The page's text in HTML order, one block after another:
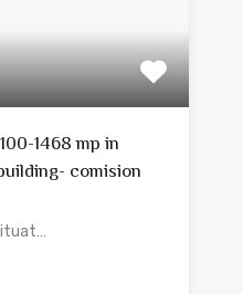
1468 mp in
comision